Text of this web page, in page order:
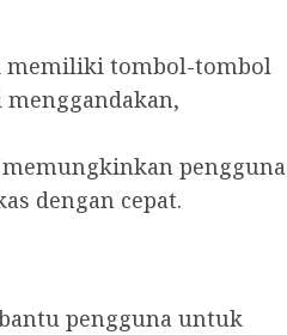
memiliki tombol-tombol
pengguna
dengan cepat.
pengguna untuk